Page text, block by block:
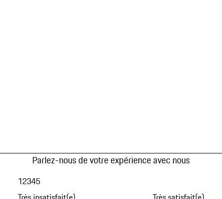
Parlez-nous de votre expérience avec nous
12345